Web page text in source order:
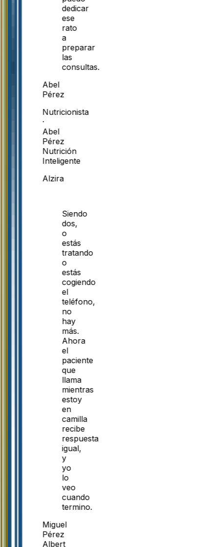
dedicar
ese
rato
a
preparar
las
consultas.
Abel
Pérez
Nutricionista
·
Abel
Pérez
Nutrición
Inteligente
Alzira
Siendo
dos,
o
estás
tratando
o
estás
cogiendo
el
teléfono,
no
hay
más.
Ahora
el
paciente
que
llama
mientras
estoy
en
camilla
recibe
respuesta
igual,
y
yo
lo
veo
cuando
termino.
Miguel
Pérez
Albert